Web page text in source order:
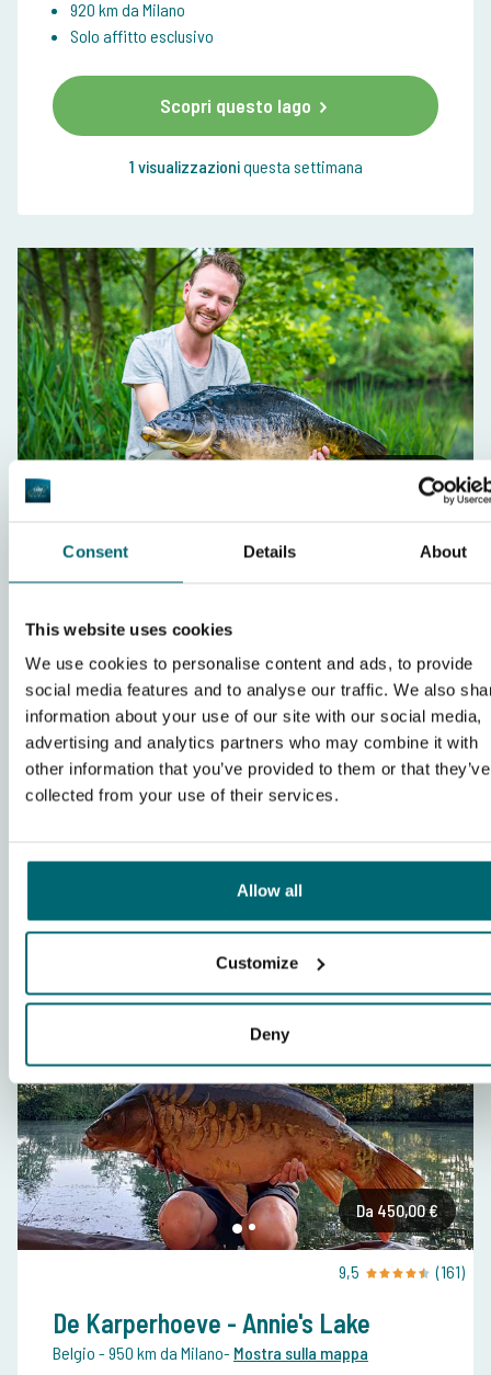
Consent Details About
This website uses cookies
We use cookies to personalise content and ads, to provide
social media features and to analyse our traffic. We also
information about your use of our site with our social media,
advertising and analytics partners who may combine it with
other information that you’ve provided to them or that they’ve
collected from your use of their services.
Allow all
Customize
Deny
920 km da Milano
Solo affitto esclusivo
Scopri questo lago
1 visualizzazioniquesta settimana
Da 335,00 €
CarpInsula - Origin Pool
Belgio - 920 km da Milano
Difficoltà Molto difficile
0,5 ettari di superficie d'acqua
Carpa record di 21 kg
920 km da Milano
Solo affitto esclusivo
1 visualizzazioniquesta settimana
Da 450,00 €
9,5 (161)
De Karperhoeve - Annie's Lake
Belgio - 950 km da Milano- Mostra sulla mappa